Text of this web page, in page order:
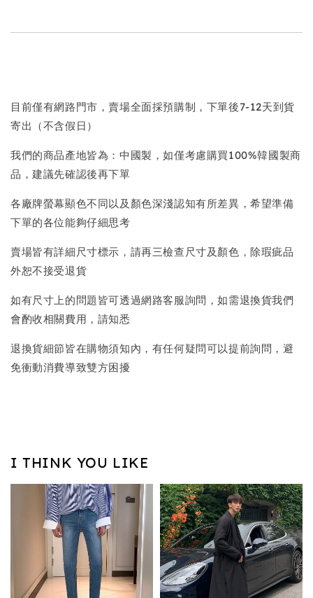
目前僅有網路門市，賣場全面採預購制，下單後7-12天到貨
寄出（不含假日）
我們的商品產地皆為：中國製，如僅考慮購買100%韓國製商
品，建議先確認後再下單
各廠牌螢幕顯色不同以及顏色深淺認知有所差異，希望準備
下單的各位能夠仔細思考
賣場皆有詳細尺寸標示，請再三檢查尺寸及顏色，除瑕疵品
外恕不接受退貨
如有尺寸上的問題皆可透過網路客服詢問，如需退換貨我們
會酌收相關費用，請知悉
退換貨細節皆在購物須知內，有任何疑問可以提前詢問，避
免衝動消費導致雙方困擾
I THINK YOU LIKE